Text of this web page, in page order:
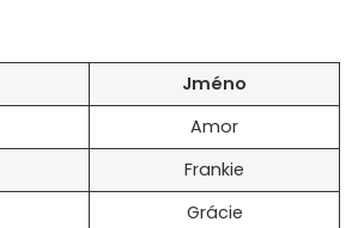
Jméno
Amor
Frankie
Grácie